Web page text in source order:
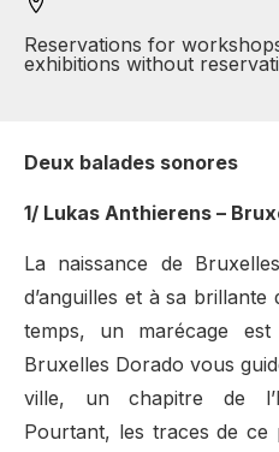
Reservations for
exhibitions without
Deux balades sonores
1/ Lukas Anthierens –
La naissance de
d’anguilles et àsa brillante
temps, un marécage
Bruxelles Dorado vous
ville, un chapitre de
Pourtant, les traces de ce